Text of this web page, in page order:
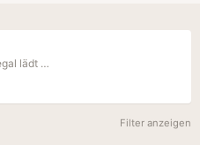
lädt …
Filter anzeigen